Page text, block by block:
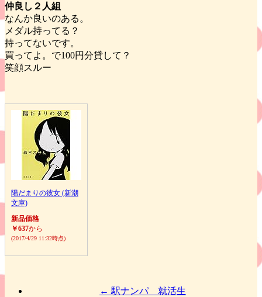
仲良し２人組
なんか良いのある。
メダル持ってる？
持ってないです。
買ってよ。で100円分貸して？
笑顔スルー
陽だまりの彼女 (新潮
文庫)
新品価格
￥637から
(2017/4/29 11:32時点)
← 駅ナンパ 就活生